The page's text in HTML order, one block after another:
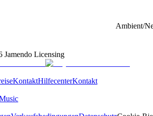
Ambient/
Jamendo Licensing
KontaktHilfecenterKontakt